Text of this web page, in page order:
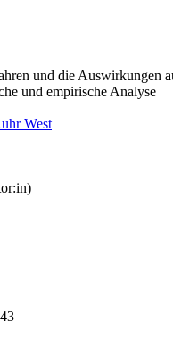
und die Auswirkungen
und empirische Analyse
West